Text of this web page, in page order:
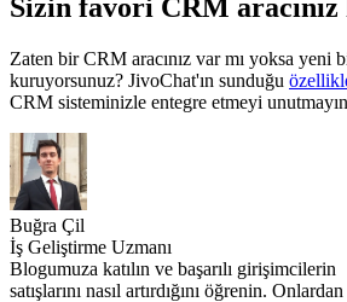
Sizin favori CRM aracınız
Zaten bir CRM aracınız var mı yoksa yeni
kuruyorsunuz? JivoChat'ın sunduğu
CRM sisteminizle entegre etmeyi
Buğra Çil
İş Geliştirme Uzmanı
Blogumuza katılın ve başarılı girişimcilerin
satışlarını nasıl artırdığını öğrenin.